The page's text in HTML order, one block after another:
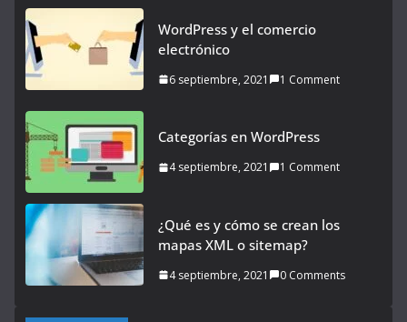
WordPress y el comercio
electrónico
6 septiembre, 2021 1 Comment
Categorías en WordPress
4 septiembre, 2021 1 Comment
¿Qué es y cómo se crean los
mapas XML o sitemap?
4 septiembre, 2021 0 Comments